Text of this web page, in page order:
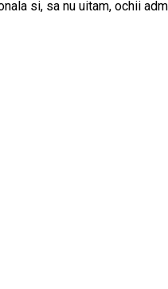
si, sa nu uitam, ochii